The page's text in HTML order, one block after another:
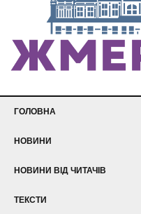
ГОЛОВНА
НОВИНИ
НОВИНИ ВІД ЧИТАЧІВ
ТЕКСТИ